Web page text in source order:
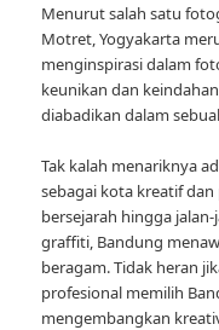
Menurut salah satu
Motret, Yogyakarta
menginspirasi dalam
keunikan dan
diabadikan dalam
Tak kalah menariknya
sebagai kota kreatif
bersejarah hingga
graffiti, Bandung
beragam. Tidak heran
profesional memilih
mengembangkan